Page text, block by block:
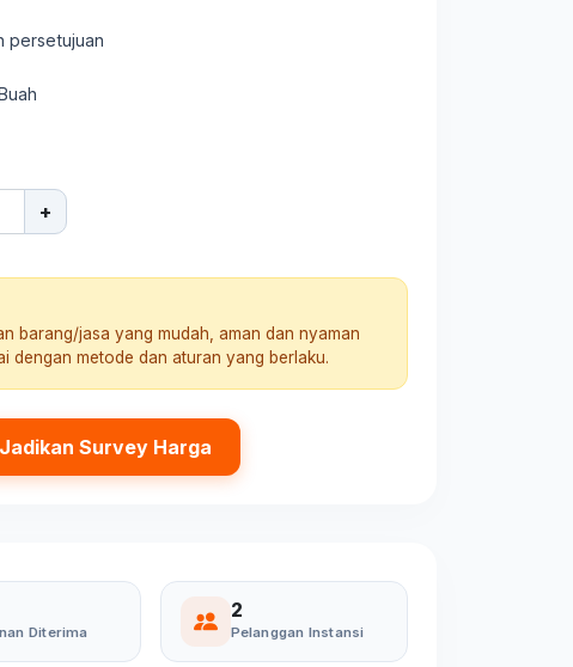
persetujuan
+
barang/jasa yang mudah, aman dan nyaman
dengan metode dan aturan yang berlaku.
Jadikan Survey Harga
Diterima
2
Pelanggan Instansi